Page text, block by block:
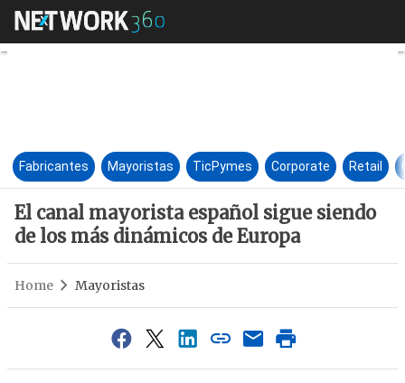
El canal mayorista español
Fabricantes Mayoristas TicPymes Corporate Retail
El canal mayorista español sigue siendo
de los más dinámicos de Europa
Home Mayoristas